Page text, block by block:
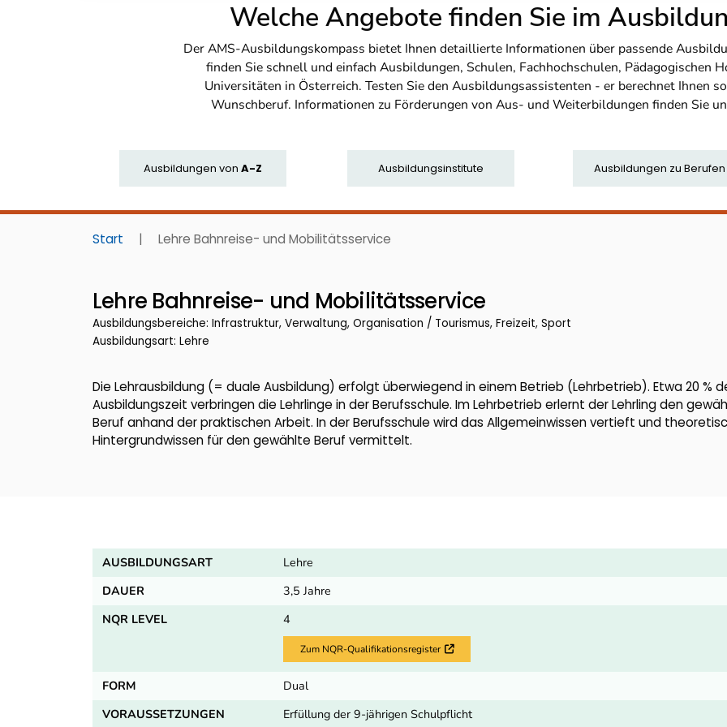
Welche Angebote finden Sie im
Der AMS-Ausbildungskompass bietet Ihnen detaillierte Informationen über passende
finden Sie schnell und einfach Ausbildungen, Schulen, Fachhochschulen, Pädagogischen
Universitäten in Österreich. Testen Sie den Ausbildungsassistenten - er berechnet Ihnen
Wunschberuf. Informationen zu Förderungen von Aus- und Weiterbildungen finden Sie
Ausbildungen von A-Z Ausbildungsinstitute Ausbildungen zu Berufen
Start | Lehre Bahnreise- und Mobilitätsservice
Lehre Bahnreise- und Mobilitätsservice
Ausbildungsbereiche: Infrastruktur, Verwaltung, Organisation / Tourismus, Freizeit, Sport
Ausbildungsart: Lehre
Die Lehrausbildung (= duale Ausbildung) erfolgt überwiegend in einem Betrieb (Lehrbetrieb). Etwa 20 %
Ausbildungszeit verbringen die Lehrlinge in der Berufsschule. Im Lehrbetrieb erlernt der Lehrling den
Beruf anhand der praktischen Arbeit. In der Berufsschule wird das Allgemeinwissen vertieft und
Hintergrundwissen für den gewählte Beruf vermittelt.
AUSBILDUNGSART
Lehre
DAUER
3,5 Jahre
NQR LEVEL
4
Zum NQR-Qualifikationsregister Externer Link
FORM
Dual
VORAUSSETZUNGEN
Erfüllung der 9-jährigen Schulpflicht